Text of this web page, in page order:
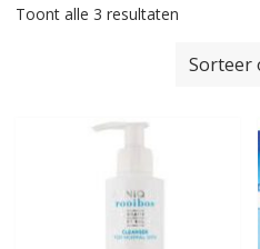
Toont alle 3 resultatenGesorteerd
populariteit